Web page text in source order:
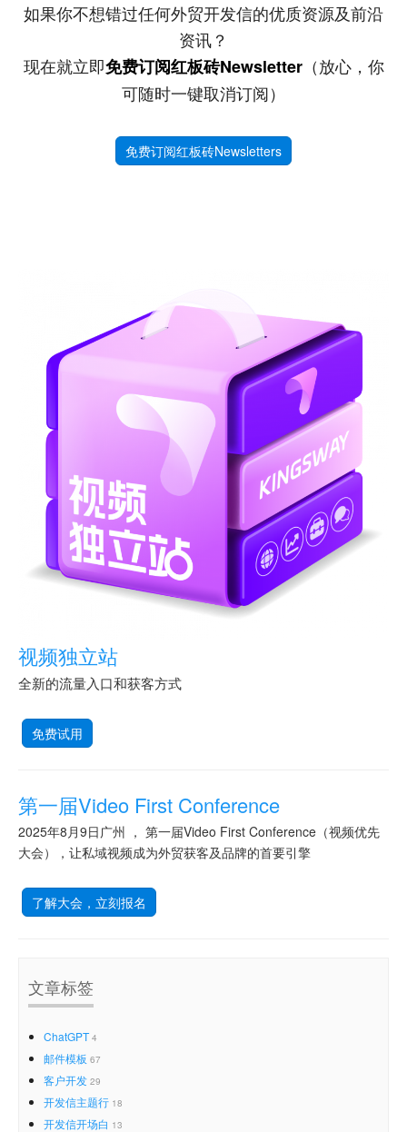
如果你不想错过任何外贸开发信的优质资源及前沿
资讯？
现在就立即免费订阅红板砖Newsletter（放心，你
可随时一键取消订阅）
免费订阅红板砖Newsletters
视频独立站
全新的流量入口和获客方式
免费试用
第一届Video First Conference
2025年8月9日广州 ， 第一届Video First Conference（视频优先
大会），让私域视频成为外贸获客及品牌的首要引擎
了解大会，立刻报名
文章标签
ChatGPT 4
邮件模板 67
客户开发 29
开发信主题行 18
开发信开场白 13